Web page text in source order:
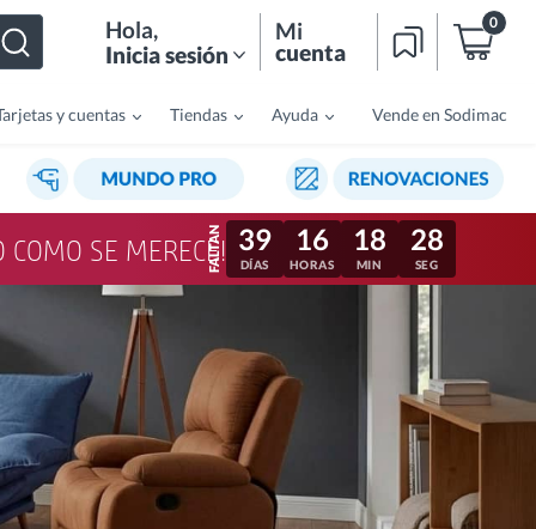
Hola,
Inicia sesión
Mi
cuenta
0
y cuentas Tiendas Ayuda Vende en Sodimac
COMO SE MERECE! 39
DÍAS
16
HORAS
18
MIN
25
SEG